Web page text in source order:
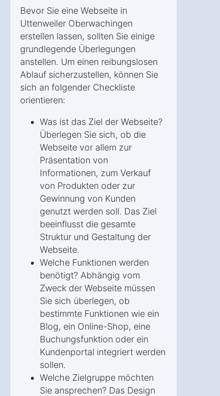
Bevor Sie eine Webseite in
Uttenweiler Oberwachingen
erstellen lassen, sollten Sie einige
grundlegende Überlegungen
anstellen. Um einen reibungslosen
Ablauf sicherzustellen, können Sie
sich an folgender Checkliste
orientieren:
Was ist das Ziel der Webseite?
Überlegen Sie sich, ob die
Webseite vor allem zur
Präsentation von
Informationen, zum Verkauf
von Produkten oder zur
Gewinnung von Kunden
genutzt werden soll. Das Ziel
beeinflusst die gesamte
Struktur und Gestaltung der
Webseite.
Welche Funktionen werden
benötigt? Abhängig vom
Zweck der Webseite müssen
Sie sich überlegen, ob
bestimmte Funktionen wie ein
Blog, ein Online-Shop, eine
Buchungsfunktion oder ein
Kundenportal integriert werden
sollen.
Welche Zielgruppe möchten
Sie ansprechen? Das Design